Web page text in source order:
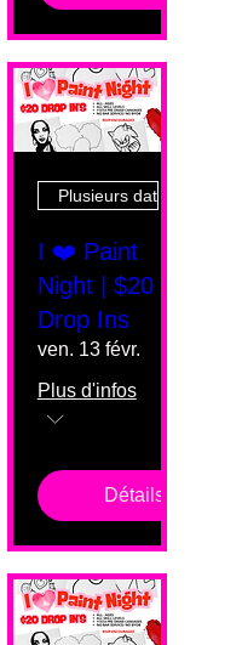
Plusieurs dates
I ❤️ Paint
Night | $20
Drop Ins
ven. 13 févr.
Plus d'infos
Détails